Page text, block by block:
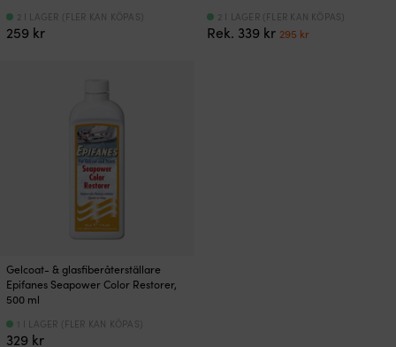
259 kr
2 I LAGER (FLER KAN KÖPAS)
Rek. 339 kr Det
295 krDet
2 I LAGER (FLER KAN KÖPAS)
Gelcoat- & glasfiberåterställare
Epifanes Seapower Color Restorer,
500 ml
329 kr
1 I LAGER (FLER KAN KÖPAS)